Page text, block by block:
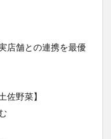
舗との連携を最優
佐野菜】